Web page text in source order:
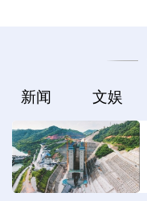
新闻 文娱